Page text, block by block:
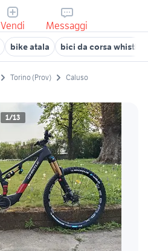
Vendi Messaggi
bike atala bici da corsa whistle
Torino (Prov) Caluso
1/13